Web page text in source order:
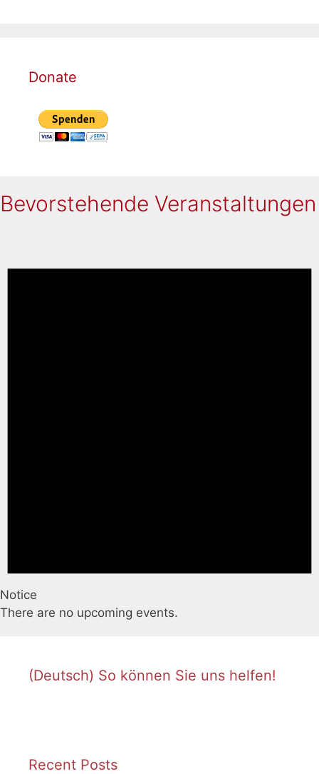
Donate
Bevorstehende Veranstaltungen
Notice
There are no upcoming events.
(Deutsch) So können Sie uns helfen!
Recent Posts